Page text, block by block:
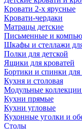
Кровати 2-х ярусные
Кровати-чердаки
Матрацы детские
Письменные и
Шкафы и стеллажи
Полки для детской
Ящики для кроватей
Бортики и спинки для
Кухня и столовая
Модульные
Кухни прямые
Кухни угловые
Кухонные уголки и
Столы